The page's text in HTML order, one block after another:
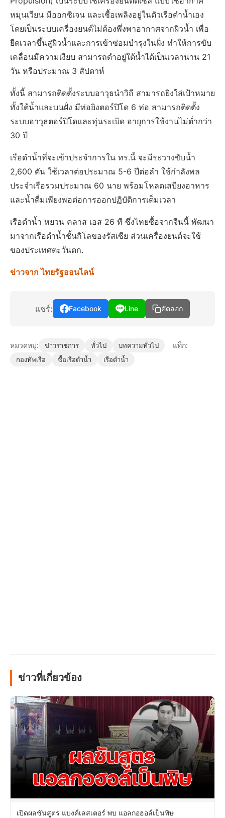
หมุนเวียน มีออกซิเจน และเชื้อเพลิงอยู่ในตัวเรือดำน้ำเอง
โดยเป็นระบบเครื่องยนต์ไม่ต้องพึ่งพาอากาศจากผิวน้ำ เพื่อ
ยืดเวลาขึ้นสู่ผิวน้ำและการเข้าซ่อมบำรุงในฝั่ง ทำให้การขับ
เคลื่อนมีความเงียบ สามารถดำอยู่ใต้น้ำได้เป็นเวลานาน 21
วัน หรือประมาณ 3 สัปดาห์
ทั้งนี้ สามารถติดตั้งระบบอาวุธนำวิถี สามารถยิงใส่เป้าหมาย
ทั้งใต้น้ำและบนฝั่ง มีท่อยิงตอร์ปิโด 6 ท่อ สามารถติดตั้ง
ระบบอาวุธตอร์ปิโดและทุ่นระเบิด อายุการใช้งานไม่ต่ำกว่า
30 ปี
เรือดำน้ำที่จะเข้าประจำการใน ทร.นี้ จะมีระวางขับน้ำ
2,600 ตัน ใช้เวลาต่อประมาณ 5-6 ปีต่อลำ ใช้กำลังพล
ประจำเรือรวมประมาณ 60 นาย พร้อมโหลดเสบียงอาหาร
และน้ำดื่มเพียงพอต่อการออกปฏิบัติการเต็มเวลา
เรือดำน้ำ หยวน คลาส เอส 26 ที ซึ่งไทยซื้อจากจีนนี้ พัฒนา
มาจากเรือดำน้ำชั้นกิโลของรัสเซีย ส่วนเครื่องยนต์จะใช้
ของประเทศตะวันตก.
ข่าวจาก ไทยรัฐออนไลน์
แชร์: Facebook Line คัดลอก
หมวดหมู่: ข่าวราชการ ทั่วไป บทความทั่วไป แท็ก:
กองทัพเรือ ซื้อเรือดำน้ำ เรือดำน้ำ
ข่าวที่เกี่ยวข้อง
เปิดผลชันสูตร แบงค์เลสเตอร์ พบ แอลกอฮอล์เป็นพิษ